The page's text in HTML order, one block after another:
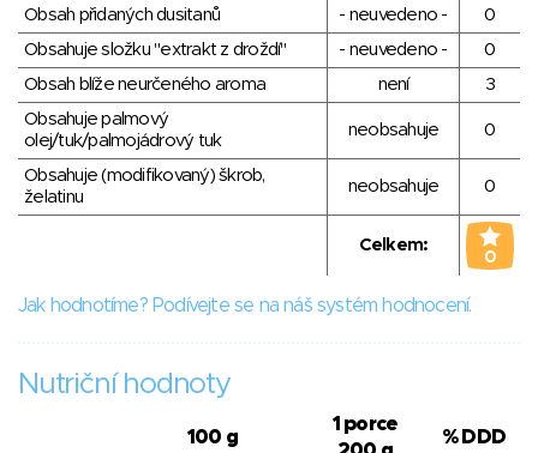
Obsah přidaných dusitanů
- neuvedeno -
0
Obsahuje složku "extrakt z droždí"
- neuvedeno -
0
Obsah blíže neurčeného aroma
není
3
Obsahuje palmový
olej/tuk/palmojádrový tuk
neobsahuje 0
Obsahuje (modifikovaný) škrob,
želatinu
neobsahuje 0
Celkem:
0
Jak hodnotíme? Podívejte se na náš systém hodnocení.
Nutriční hodnoty
100 g
1 porce
% DDD